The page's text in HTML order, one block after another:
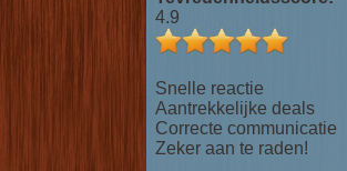
4.9
Snelle reactie
Aantrekkelijke deals
Correcte communicatie
Zeker aan te raden!